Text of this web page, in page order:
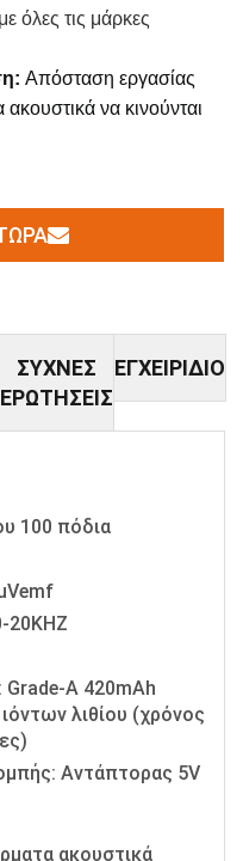
όλες τις μάρκες
Απόσταση εργασίας
να κινούνται
ΣΥΧΝΈΣ
ΕΡΩΤΉΣΕΙΣ
ΕΓΧΕΙΡΊΔΙΟ
100 πόδια
20KHZ
A 420mAh
λιθίου (χρόνος
Αντάπτορας 5V
ακουστικά